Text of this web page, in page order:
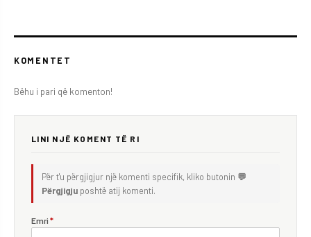
KOMENTET
Bëhu i pari që komenton!
LINI NJË KOMENT TË RI
Për t'u përgjigjur një komenti specifik, kliko butonin 💬
Përgjigju poshtë atij komenti.
Emri *